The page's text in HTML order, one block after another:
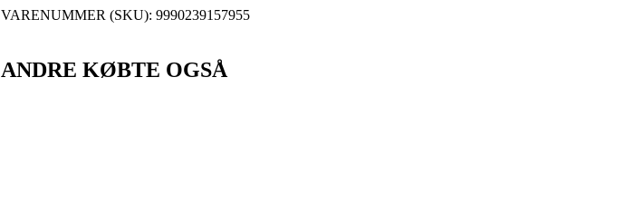
VARENUMMER (SKU):9990239157955
ANDRE KØBTE OGSÅ